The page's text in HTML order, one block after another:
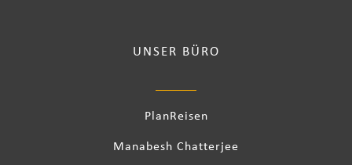
UNSER BÜRO
PlanReisen
Manabesh Chatterjee